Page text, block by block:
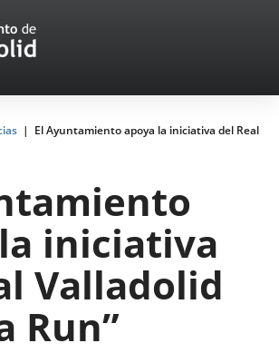
El Ayuntamiento apoya la iniciativa del Real
iniciativa
Valladolid
Run”